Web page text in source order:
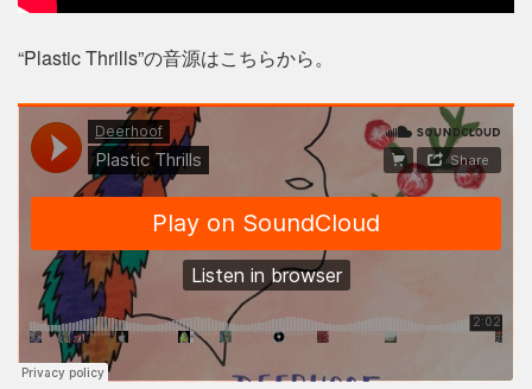
“Plastic Thrills”の音源はこちらから。